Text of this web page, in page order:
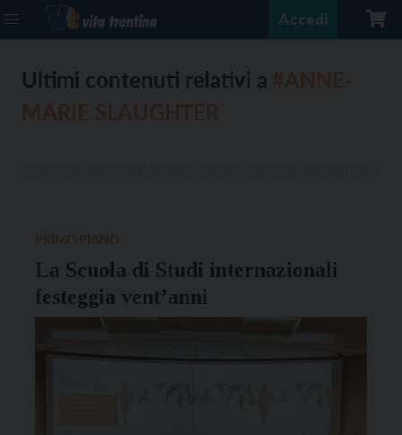
Accedi
Ultimi contenuti relativi a
La Scuola di Studi internazionali
festeggia vent’anni